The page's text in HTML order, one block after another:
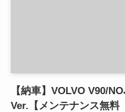
【納車】VOLVO V90/
Ver.【メンテナンス無料